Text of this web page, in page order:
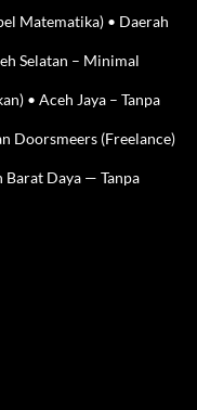
Matematika) • Daerah
Selatan – Minimal
• Aceh Jaya – Tanpa
Doorsmeers (Freelance)
Barat Daya — Tanpa